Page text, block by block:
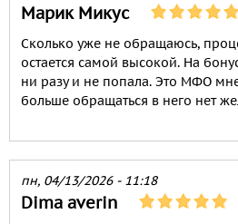
Марик Микус
Сколько уже не обращаюсь,
остается самой высокой. На
ни разу и не попала. Это МФО
больше обращаться в него нет
пн, 04/13/2026 - 11:18
Dima averin